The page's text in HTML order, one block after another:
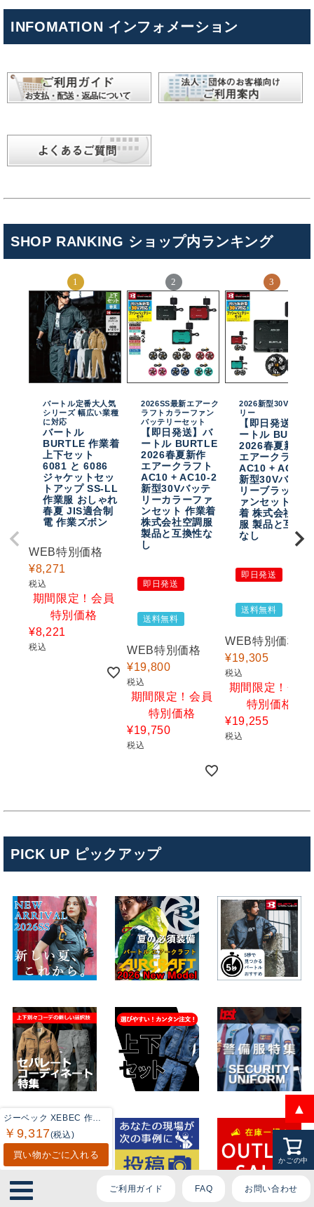
ご利用ガイド FAQ お問い合わせ
INFOMATION インフォメーション
SHOP RANKING ショップ内ランキング
バートル定番大人気
シリーズ 幅広い業種
に対応
バートル
BURTLE 作業着
上下セット
6081 と 6086
ジャケットセッ
トアップ SS-LL
作業服 おしゃれ
春夏 JIS適合制
電 作業ズボン
WEB特別価格
¥8,271
税込
期間限定！会員
特別価格
¥8,221
税込
2026SS最新エアーク
ラフトカラーファン
バッテリーセット
【即日発送】バ
ートル BURTLE
2026春夏新作
エアークラフト
AC10 + AC10-2
新型30Vバッテ
リーカラーファ
ンセット 作業着
株式会社空調服
製品と互換性な
し
即日発送
送料無料
WEB特別価格
¥19,800
税込
期間限定！会員
特別価格
¥19,750
税込
2026新型30Vバッテ
リー
【即日発送】バ
ートル
2026春夏新作
エアークラフト
AC10 + AC10-
新型30Vバッテ
リーブラックフ
ァンセット 作業
着 株式会社空調
服 製品と互換性
なし
即日発送
送料無料
WEB特別価格
¥19,305
税込
期間限定！会員
特別価格
¥19,255
税込
PICK UP ピックアップ
キンショウお問い合わせサポート
こんにちは！
ております。
ご質問内容をお選びください。
👕 おすすめ上下セットは？
🦺 購入前によくあるご質問
🛒 購入後によくあるご質問
▲
かごの中
ジーベック XEBEC 作業服 上下セット 1511 半袖ブルゾンL-3L と 1516 ピタリティカーゴパンツ 70-100 作業着 作業ズボン 春夏
￥9,317(税込)
買い物かごに入れる